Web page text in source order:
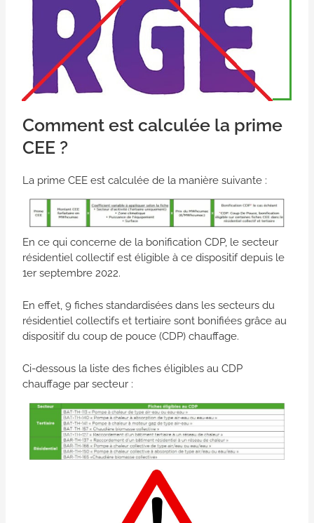
Comment est calculée la prime
CEE ?
La prime CEE est calculée de la manière suivante :
En ce qui concerne de la bonification CDP, le secteur
résidentiel collectif est éligible à ce dispositif depuis le
1er septembre 2022.
En effet, 9 fiches standardisées dans les secteurs du
résidentiel collectifs et tertiaire sont bonifiées grâce au
dispositif du coup de pouce (CDP) chauffage.
Ci-dessous la liste des fiches éligibles au CDP
chauffage par secteur :